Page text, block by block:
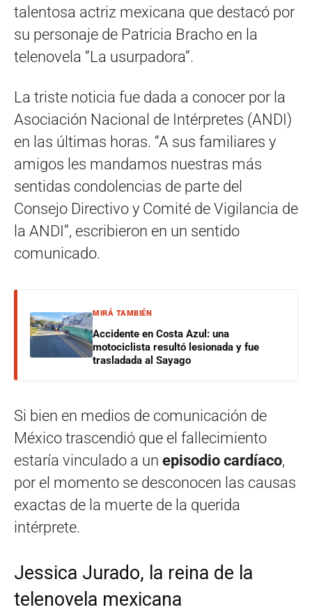
talentosa actriz mexicana que destacó por
su personaje de Patricia Bracho en la
telenovela “La usurpadora”.
La triste noticia fue dada a conocer por la
Asociación Nacional de Intérpretes (ANDI)
en las últimas horas. “A sus familiares y
amigos les mandamos nuestras más
sentidas condolencias de parte del
Consejo Directivo y Comité de Vigilancia de
la ANDI”, escribieron en un sentido
comunicado.
MIRÁ TAMBIÉN
Accidente en Costa Azul: una
motociclista resultó lesionada y fue
trasladada al Sayago
Si bien en medios de comunicación de
México trascendió que el fallecimiento
estaría vinculado a un episodio cardíaco,
por el momento se desconocen las causas
exactas de la muerte de la querida
intérprete.
Jessica Jurado, la reina de la
telenovela mexicana